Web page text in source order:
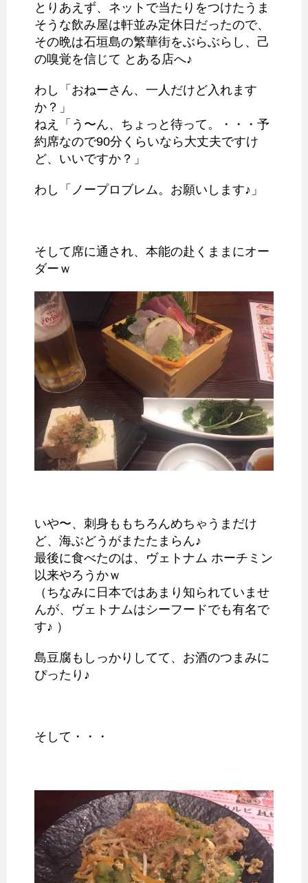
とりあえず、ネットで当たりをつけたうま
そうな飲み屋は軒並み定休日だったので、
その晩は石垣島の繁華街をぶらぶらし、己
の嗅覚を信じて とある店へ♪
わし「おねーさん、一人だけど入れます
か？」
ねえ「う〜ん、ちょっと待って。・・・予
約席なので90分くらいなら大丈夫ですけ
ど、いいですか？」
わし「ノープロブレム。お願いします♪」
そして席に通され、本能の赴くままにオー
ダーｗ
いや〜、刺身ももちろんめちゃうまだけ
ど、海ぶどうがまたたまらん♪
最後に食べたのは、ヴェトナム ホーチミン
以来やろうかｗ
（ちなみに日本ではあまり知られていませ
んが、ヴェトナムはシーフードでも有名で
す♪ ）
島豆腐もしっかりしてて、お酒のつまみに
ぴったり♪
そして・・・